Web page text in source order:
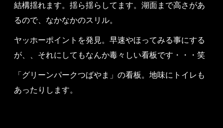
結構揺れます。揺ら揺らしてます。湖面まで高さがあ
るので、なかなかのスリル。
ヤッホーポイントを発見。早速やほってみる事にする
が、、それにしてもなんか毒々しい看板です・・・笑
「グリーンパークつばやま」の看板。地味にトイレも
あったりします。